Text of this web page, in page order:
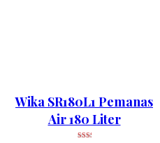
Wika SR180L1 Pemanas
Air 180 Liter